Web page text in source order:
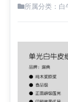
所属分类： 白